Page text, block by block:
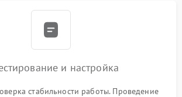
и настройка
стабильности работы. Проведение